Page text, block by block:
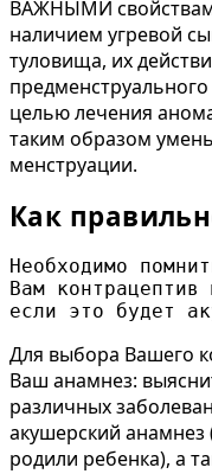
ВАЖНЫМИ
наличием угревой
туловища, их
целью лечения
таким образом
менструации.
Как
Необходимо
Вам
если это будет
Для выбора Вашего
Ваш анамнез:
различных
акушерский
родили ребенка), а